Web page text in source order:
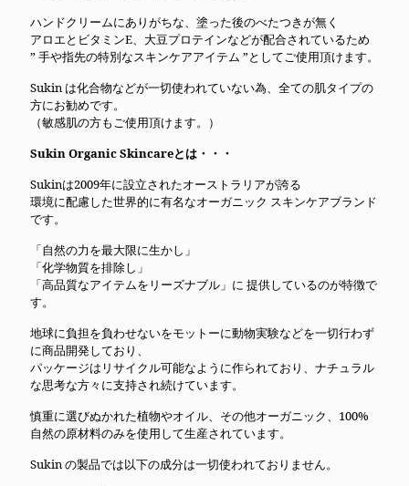
ハンドクリームにありがちな、塗った後のべたつきが無く
アロエとビタミンE、大豆プロテインなどが配合されているため
” 手や指先の特別なスキンケアアイテム ”としてご使用頂けます。
Sukin は化合物などが一切使われていない為、全ての肌タイプの
方にお勧めです。
（敏感肌の方もご使用頂けます。）
Sukin Organic Skincareとは・・・
Sukinは2009年に設立されたオーストラリアが誇る
環境に配慮した世界的に有名なオーガニック スキンケアブランド
です。
「自然の力を最大限に生かし」
「化学物質を排除し」
「高品質なアイテムをリーズナブル」に 提供しているのが特徴で
す。
地球に負担を負わせないをモットーに動物実験などを一切行わず
に商品開発しており、
パッケージはリサイクル可能なように作られており、ナチュラル
な思考な方々に支持され続けています。
慎重に選びぬかれた植物やオイル、その他オーガニック、100%
自然の原材料のみを使用して生産されています。
Sukin の製品では以下の成分は一切使われておりません。